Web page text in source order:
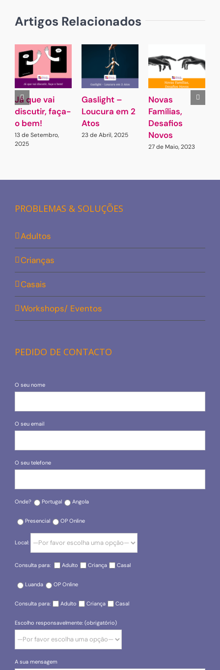
Artigos Relacionados
Já que vai
discutir, faça-
o bem!
13 de Setembro,
2025
Gaslight –
Loucura em 2
Atos
23 de Abril, 2025
Novas
Famílias,
Desafios
Novos
27 de Maio, 2023
PROBLEMAS & SOLUÇÕES
Adultos
Crianças
Casais
Workshops/ Eventos
PEDIDO DE CONTACTO
O seu nome
O seu email
O seu telefone
Onde? Portugal Angola
Presencial OP Online
Local:
Consulta para: Adulto Criança Casal
Luanda OP Online
Consulta para: Adulto Criança Casal
Escolho responsavelmente: (obrigatório)
A sua mensagem